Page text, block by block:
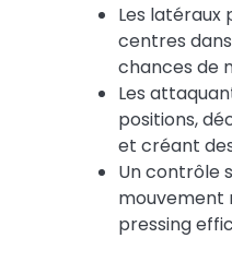
Les latéraux
centres
chances de
Les
positions,
et créant
Un contrôle
mouvement
pressing